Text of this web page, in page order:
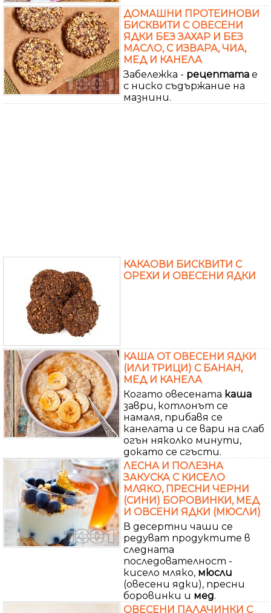
ДОМАШНИ ПРОТЕИНОВИ
БИСКВИТИ С ОВЕСЕНИ
ЯДКИ БЕЗ ЗАХАР И БЕЗ
МАСЛО, С ИЗВАРА, ЧИА,
МЕД И КАНЕЛА
Забележка - рецептата е
с ниско съдържание на
мазнини.
КАКАОВИ БИСКВИТИ С
ОРЕХИ И ОВЕСЕНИ ЯДКИ
КАША ОТ ОВЕСЕНИ ЯДКИ
(ИЛИ ТРИЦИ) С БАНАН,
МЕД И КАНЕЛА
Когато овесената каша
заври, котлонът се
намаля, прибавя се
канелата и се вари на слаб
огън няколко минути,
докато се сгъсти.
ЛЕСНА И ПОЛЕЗНА
ЗАКУСКА С КИСЕЛО
МЛЯКО, ПРЕСНИ ЧЕРНИ
(СИНИ) БОРОВИНКИ, МЕД
И ОВСЕНИ ЯДКИ (МЮСЛИ)
В десертни чаши се
редуват продуктите в
следната
последователност -
кисело мляко, мюсли
(овесени ядки), пресни
боровинки и мед.
ОВЕСЕНИ ПАЛАЧИНКИ С